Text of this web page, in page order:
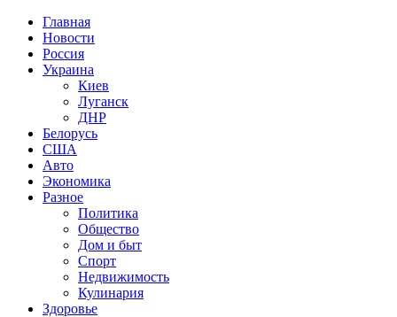
Главная
Новости
Россия
Украина
Киев
Луганск
ДНР
Белорусь
США
Авто
Экономика
Разное
Политика
Общество
Дом и быт
Спорт
Недвижимость
Кулинария
Здоровье